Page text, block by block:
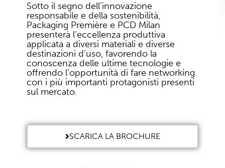
Sotto il segno dell’innovazione
responsabile e della sostenibilità,
Packaging Première e PCD Milan
presenterà l’eccellenza produttiva
applicata a diversi materiali e diverse
destinazioni d’uso, favorendo la
conoscenza delle ultime tecnologie e
offrendo l’opportunità di fare networking
con i più importanti protagonisti presenti
sul mercato.
SCARICA LA BROCHURE